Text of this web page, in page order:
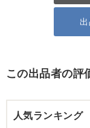
この出品者の評
人気ランキング